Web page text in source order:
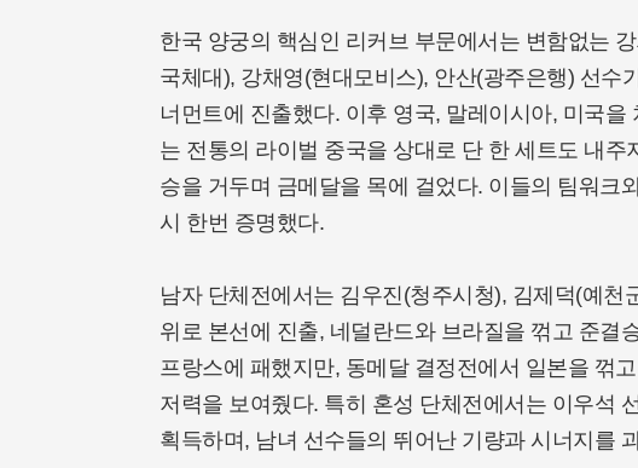
한국 양궁의 핵심인 리커브 부문에서는 변함없는
국체대), 강채영(현대모비스), 안산(광주은행) 선수
너먼트에 진출했다. 이후 영국, 말레이시아, 미국
는 전통의 라이벌 중국을 상대로 단 한 세트도 내
승을 거두며 금메달을 목에 걸었다. 이들의 팀워크
시 한번 증명했다.
남자 단체전에서는 김우진(청주시청), 김제덕(예
위로 본선에 진출, 네덜란드와 브라질을 꺾고 준결
프랑스에 패했지만, 동메달 결정전에서 일본을 꺾
저력을 보여줬다. 특히 혼성 단체전에서는 이우석
획득하며, 남녀 선수들의 뛰어난 기량과 시너지를